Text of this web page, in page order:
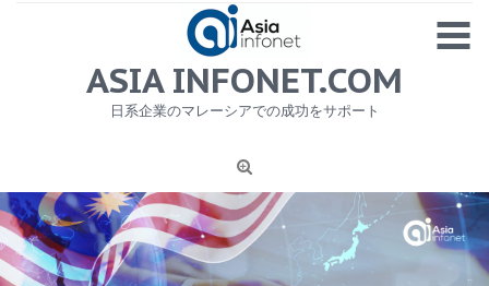
MENU
1
ニュース
労務サービス
プライバシーポリシー及び著作権について
ASIA INFONET.COM
日系企業のマレーシアでの成功をサポート